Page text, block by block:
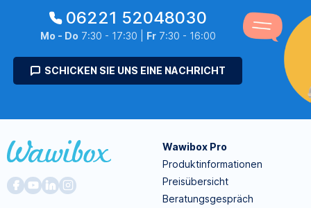
06221 52048030
Mo - Do 7:30 - 17:30 | Fr7:30 - 16:00
SCHICKEN SIE UNS EINE NACHRICHT
Wawibox Pro
Produktinformationen
Preisübersicht
Beratungsgespräch